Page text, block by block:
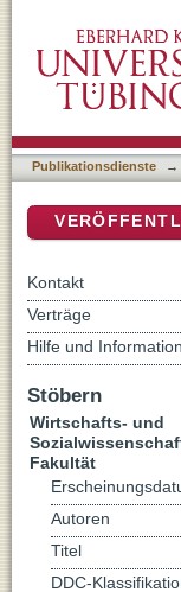
Publikationsdienste →
Kontakt
Verträge
Hilfe und
Stöbern
Wirtschafts- und
Fakultät
Autoren
Titel
DDC-